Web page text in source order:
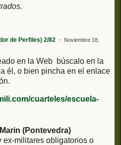
de Perfiles) 2/82
Noviembre 18,
en la Web búscalo en la
él, o bien pincha en el enlace
cuarteles/escuela-
(Pontevedra)
ex-militares obligatorios o